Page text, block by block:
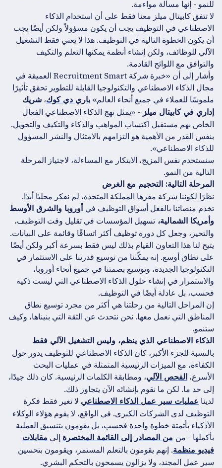
للنمو - إنها مسألة مواءمة.
لا تتفق كابيتال ميلز معنا فقط على أن استخدام الذكاء
الاصطناعي في التوظيف يجب أن يكون مسؤولاً ولكن أيضًا يجب
أن يكون الخطوة التالية في التوظيف. هذا لا يعني فقط التشغيل
الآلي للوظائف، ولكن إنشاء أنظمة يمكنها التعلم والتكيف
والتوافق مع اللوائح القادمة.
وأشار إلى أن «خبرة شركة Recruitment Smart العميقة في
مجال الذكاء الاصطناعي والتكنولوجيا القابلة للتطوير تحقق تأثيرًا
ملموسًا للعملاء في جميع أنحاء العالم»باري دي كوك،شريك
إداري في كابيتال ميلز- «يمثل نهج الذكاء الاصطناعي الفعال
الخاص بهم مستقبل اكتساب المواهب والذكاء والتكيف والتحويل.
بنفس القدر من الأهمية هو التزامهم بالامتثال والنشر المسؤول
للذكاء الاصطناعي».
سنستخدم نفس المزيج، الابتكار مع المساءلة، لاجتياز المرحلة
التالية من النمو.
المرحلة التالية: التحجيم مع الغرض
نظرًا لكوننا شركة مقرها المملكة المتحدة، لم نفكر محليًا أبدًا.
تخدم منصاتنا بالفعل أسواق التوظيف فيأوروبا والشرق الأوسط
وأمريكا الشمالية،تسهيل المؤسسات في تقليل وقت التوظيف،
والتحيز، وجعل كل دورة توظيف أكثر اتساقًا وقائمة على البيانات.
يتيح لنا هذا التعاون القيام بذلك ليس فقط بسرعة أكبر ولكن أيضًا
على نطاق أوسع. إنه يمكّننا من توسيع قدرتنا على الاستثمار في
التكنولوجيا الجديدة، وتوسيع بصمتنا في جميع أنحاء أوروبا،
والاستمرار في إنشاء حلول الذكاء الاصطناعي التي ليست ذكية
فحسب، بل عادلة أيضًا في التوظيف.
إن المراحل التالية من رحلتنا هي أكثر من مجرد توسيع نطاق
المناطق التي نعمل معها. نحن نتحدث عن الثقة التي بنيناها، وكيف
ستنمو.
الذكاء الاصطناعي الذي ينظم، وليس التشغيل الآلي فقط
بالنسبة للجزء الأكبر، كان الذكاء الاصطناعي للتوظيف يدور حول
الكفاءة، مع الميزات الرئيسية المتمثلة في عمليات البحث
الأسرع،الفحص الآلي، ومطابقة الكلمات الرئيسية. كان ذلك جيدًا،
إلى حد ما. لكن ما نقوم بإنشائه الآن يتجاوز ذلك.
لديناعمليات سير عمل الذكاء الاصطناعيلا تغير فقط فكرة
التوظيف لدى الشركات الكبرى. في الواقع، لا يقوم هؤلاء الوكلاء
الأذكياء بأتمتة خطوة واحدة فحسب، بل يقومون بتنسيق العملية
بأكملها - من من المصادر إلى القائمة المختصرةإلىمقابلات
فيديو منظمة. إنهم يقومون بالتعلم المستمر، ويقومون بتحسين
سير عمل المجند، ولا يزالون يسمحون بالتحكم البشري.